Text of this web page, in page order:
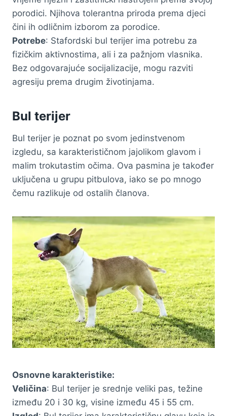
porodici. Njihova tolerantna priroda prema djeci
čini ih odličnim izborom za porodice.
Potrebe: Stafordski bul terijer ima potrebu za
fizičkim aktivnostima, ali i za pažnjom vlasnika.
Bez odgovarajuće socijalizacije, mogu razviti
agresiju prema drugim životinjama.
Bul terijer
Bul terijer je poznat po svom jedinstvenom
izgledu, sa karakterističnom jajolikom glavom i
malim trokutastim očima. Ova pasmina je također
uključena u grupu pitbulova, iako se po mnogo
čemu razlikuje od ostalih članova.
Osnovne karakteristike:
Veličina: Bul terijer je srednje veliki pas, težine
između 20 i 30 kg, visine između 45 i 55 cm.